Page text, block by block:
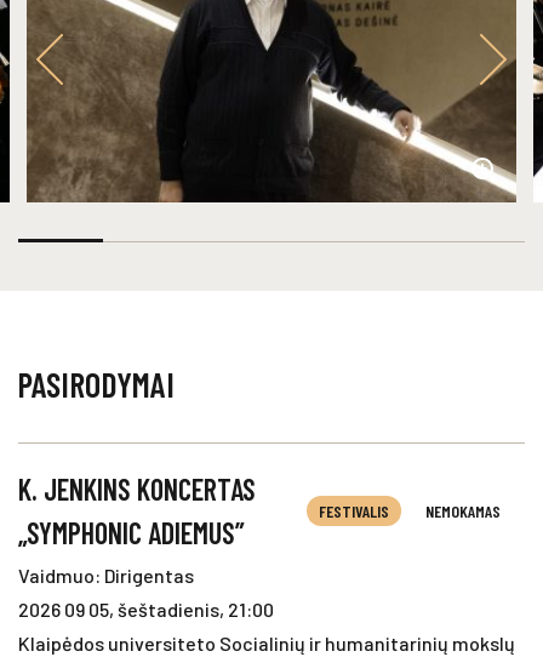
PASIRODYMAI
K. JENKINS KONCERTAS
„SYMPHONIC ADIEMUS”
FESTIVALIS NEMOKAMAS
Vaidmuo: Dirigentas
2026 09 05, šeštadienis, 21:00
Klaipėdos universiteto Socialinių ir humanitarinių mokslų